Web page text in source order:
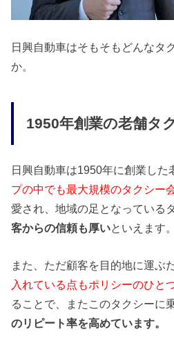
日興自動車はそもそもどんなタ
か。
1950年創業の老舗タ
日興自動車は1950年に創業した
プの中でも最大規模のタクシー
愛され、地域の足となっている
客からの信頼も厚いといえます。
また、ただ顧客を目的地に運ぶ
入れている点もポリシーのひと
ることで、またこのタクシーに
のリピート率を高めています。